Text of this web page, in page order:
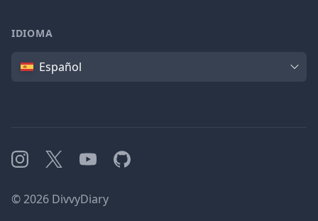
IDIOMA
IdiomaEspañol
Instagram
X YouTubeGitHub
©2026 DivvyDiary